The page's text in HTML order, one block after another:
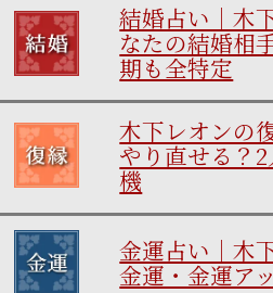
結婚占い｜木
なたの結婚相
期も全特定
木下レオンの
やり直せる？
機
金運占い｜木
金運・金運ア